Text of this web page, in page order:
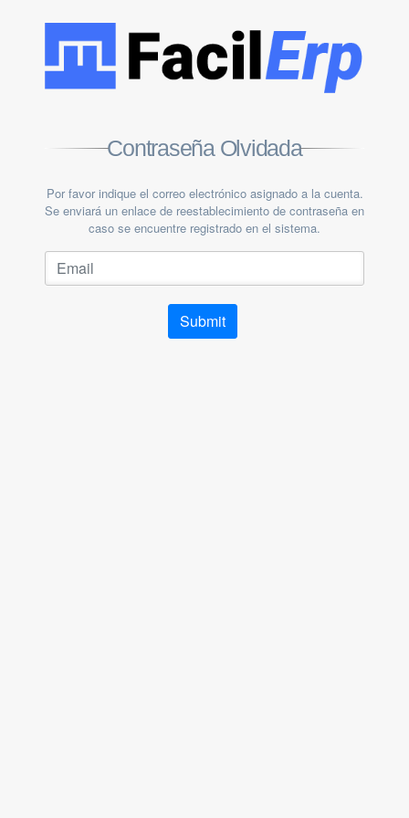
Contraseña Olvidada
Por favor indique el correo electrónico asignado a la cuenta.
Se enviará un enlace de reestablecimiento de contraseña en
caso se encuentre registrado en el sistema.
Submit